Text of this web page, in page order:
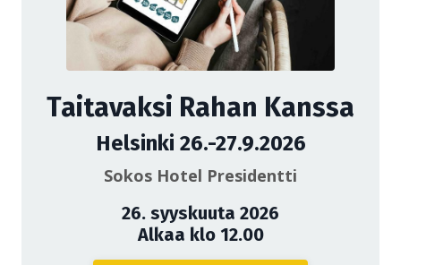
Taitavaksi Rahan Kanssa
Helsinki 26.-27.9.2026
Sokos Hotel Presidentti
26. syyskuuta 2026
Alkaa klo 12.00